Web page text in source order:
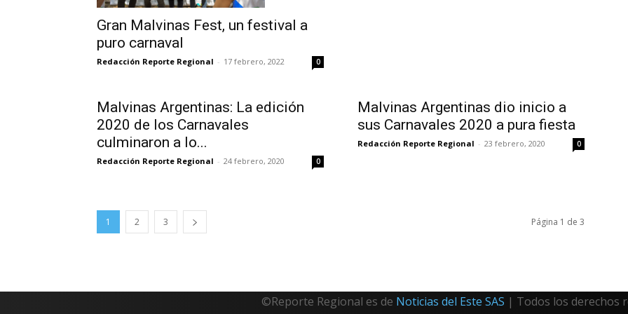
Gran Malvinas Fest, un festival a
puro carnaval
Redacción Reporte Regional - 17 febrero, 2022 0
Malvinas Argentinas: La edición
2020 de los Carnavales
culminaron a lo...
Redacción Reporte Regional - 24 febrero, 2020 0
Malvinas Argentinas dio inicio a
sus Carnavales 2020 a pura fiesta
Redacción Reporte Regional - 23 febrero, 2020 0
1 2 3 Página 1 de 3
©Reporte Regional es de Noticias del Este SAS | Todos los derechos